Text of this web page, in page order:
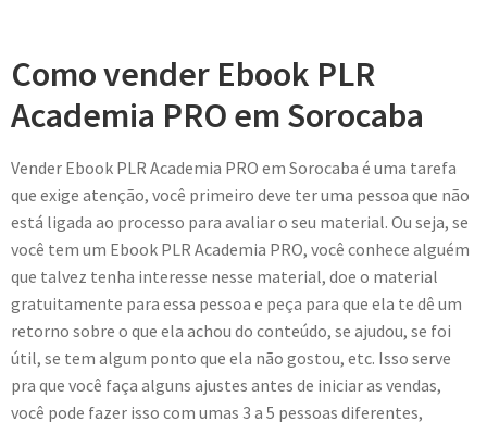
Como vender Ebook PLR
Academia PRO em Sorocaba
Vender Ebook PLR Academia PRO em Sorocaba é uma tarefa
que exige atenção, você primeiro deve ter uma pessoa que não
está ligada ao processo para avaliar o seu material. Ou seja, se
você tem um Ebook PLR Academia PRO, você conhece alguém
que talvez tenha interesse nesse material, doe o material
gratuitamente para essa pessoa e peça para que ela te dê um
retorno sobre o que ela achou do conteúdo, se ajudou, se foi
útil, se tem algum ponto que ela não gostou, etc. Isso serve
pra que você faça alguns ajustes antes de iniciar as vendas,
você pode fazer isso com umas 3 a 5 pessoas diferentes,